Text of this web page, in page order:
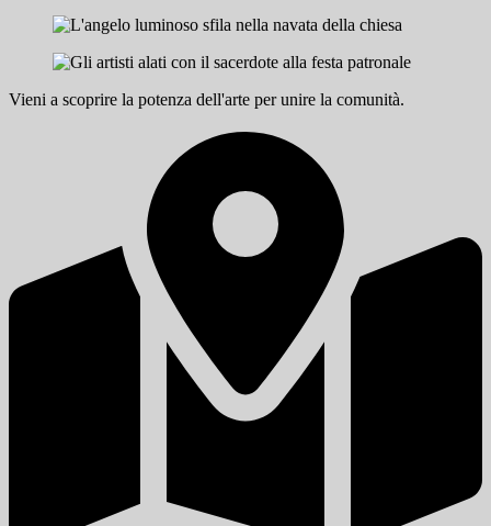
Vieni a scoprire la potenza dell'arte per unire la comunità.